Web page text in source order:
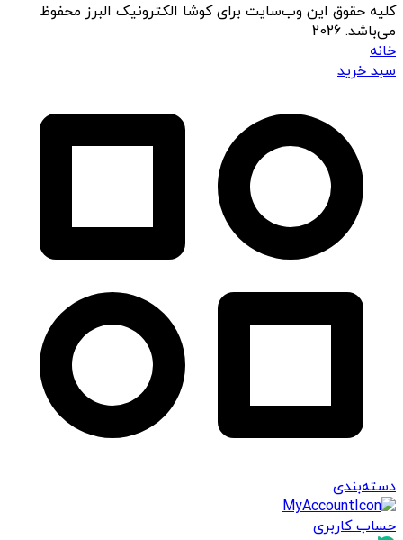
کلیه حقوق این وب‌سایت برای کوشا الکترونیک البرز محفوظ
می‌باشد. 2026
خانه
سبد خرید
دسته‌بندی
حساب کاربری